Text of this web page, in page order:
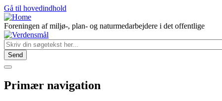
Gå til hovedindhold
Foreningen af miljø-, plan- og naturmedarbejdere i det offentlige
Primær navigation